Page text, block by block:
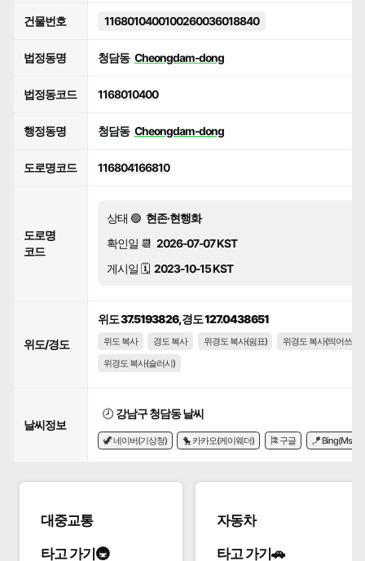
건물번호 1168010400100260036018840
법정동명 청담동 Cheongdam-dong
법정동코드 1168010400
행정동명 청담동 Cheongdam-dong
도로명코드 116804166810
도로명
코드
상태 🟢 현존·현행화
확인일 📆 2026-07-07 KST
게시일 🗓️ 2023-10-15 KST
위도/경도
위도 37.5193826, 경도 127.0438651
위도 복사 경도 복사 위경도 복사(쉼표)
위경도 복사(띄어쓰기)
위경도 복사(슬러시)
날씨정보
🕗 강남구 청담동 날씨
🦖 네이버(기상청) 🐤 카카오(케이웨더) 🎏 구글 🪁 Bing(Msn)
대중교통
타고 가기🚇
자동차
타고 가기🚗